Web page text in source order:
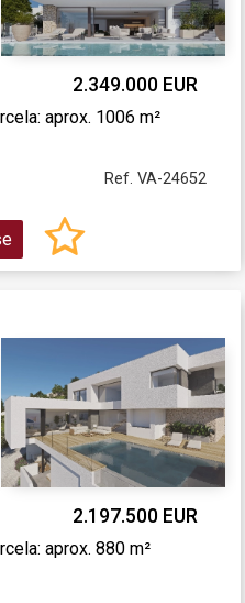
2.349.000 EUR
aprox. 1006 m²
Ref. VA-24652
2.197.500 EUR
aprox. 880 m²